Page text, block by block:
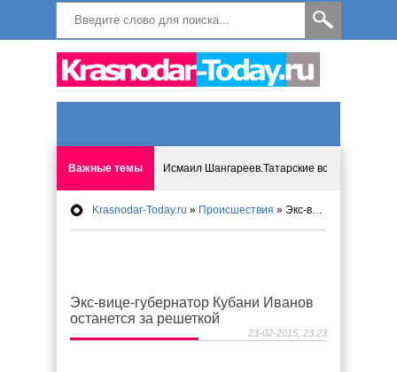
Важные темы Исмаил Шангареев.Татарские встречи на
Программа «Мир без слёз» впервые в Анапе:
Исмагил Шангареев. В поисках внутренней
Krasnodar-Today.ru » Происшествия » Экс-вице-губернатор Кубани Иванов останется за решеткой
Экс-вице-губернатор Кубани Иванов
останется за решеткой
23-02-2015, 23:23